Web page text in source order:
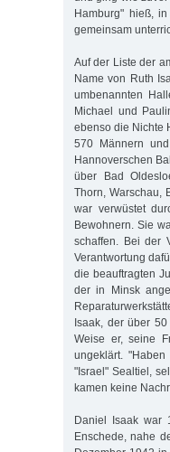
Hamburg" hieß,
gemeinsam
Auf der Liste der
Name von Ruth
umbenannten
Michael und
ebenso die Nichte
570 Männern
Hannoverschen
über Bad
Thorn, Warschau,
war verwüstet
Bewohnern. Sie
schaffen. Bei der
Verantwortung
die beauftragten
der in Minsk
Isaak, der über
Weise er, seine
ungeklärt.
"Israel" Sealtiel,
kamen keine
Daniel Isaak war
Enschede, nahe